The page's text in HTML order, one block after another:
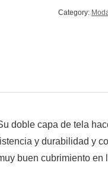
Category:
doble capa de tela
y durabilidad y
buen cubrimiento